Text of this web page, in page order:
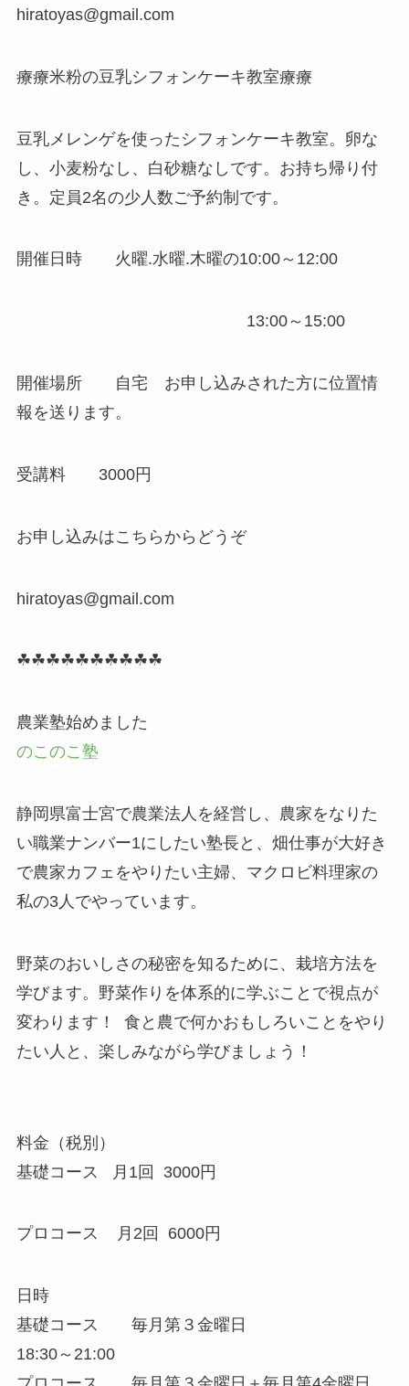
hiratoyas@gmail.com
療療米粉の豆乳シフォンケーキ教室療療
豆乳メレンゲを使ったシフォンケーキ教室。卵な
し、小麦粉なし、白砂糖なしです。お持ち帰り付
き。定員2名の少人数ご予約制です。
開催日時 火曜.水曜.木曜の10:00～12:00
13:00～15:00
開催場所 自宅 お申し込みされた方に位置情
報を送ります。
受講料 3000円
お申し込みはこちらからどうぞ
hiratoyas@gmail.com
☘☘☘☘☘☘☘☘☘☘
農業塾始めました
のこのこ塾
静岡県富士宮で農業法人を経営し、農家をなりた
い職業ナンバー1にしたい塾長と、畑仕事が大好き
で農家カフェをやりたい主婦、マクロビ料理家の
私の3人でやっています。
野菜のおいしさの秘密を知るために、栽培方法を
学びます。野菜作りを体系的に学ぶことで視点が
変わります！ 食と農で何かおもしろいことをやり
たい人と、楽しみながら学びましょう！
料金（税別）
基礎コース 月1回 3000円
プロコース 月2回 6000円
日時
基礎コース 毎月第３金曜日
18:30～21:00